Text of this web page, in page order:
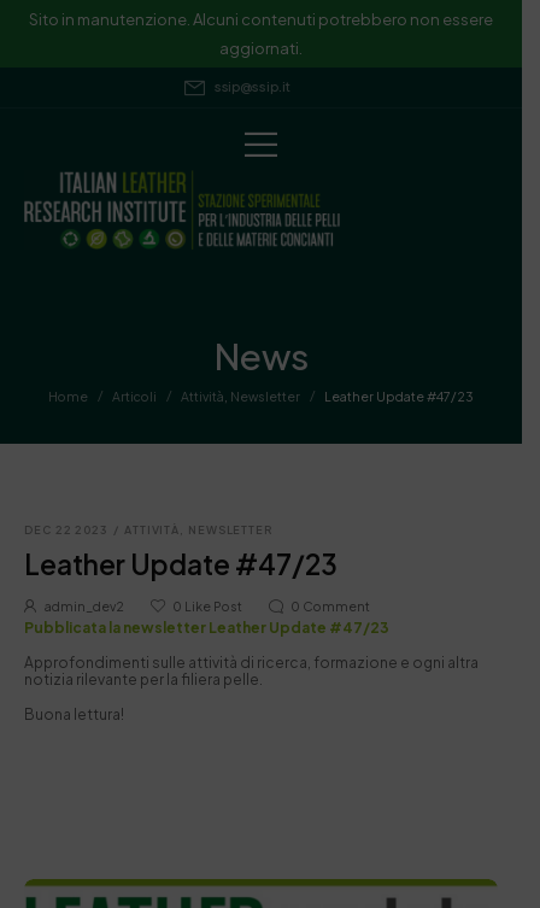
Sito in manutenzione. Alcuni contenuti potrebbero non essere
aggiornati.
ssip@ssip.it
News
Home / Articoli / Attività Newsletter / Leather Update #47/23
DEC 22 2023 / ATTIVITÀ, NEWSLETTER
Leather Update #47/23
admin_dev2 0 Like Post 0 Comment
Pubblicata la newsletter Leather Update #47/23
Approfondimenti sulle attività di ricerca, formazione e ogni altra
notizia rilevante per la filiera pelle.
Buona lettura!